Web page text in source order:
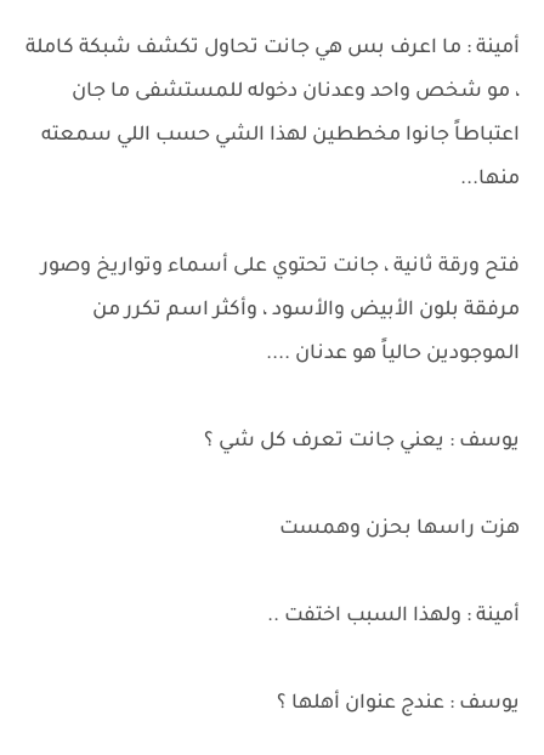
أمينة : ما اعرف بس هي جانت تحاول تكشف شبكة كاملة
، مو شخص واحد وعدنان دخوله للمستشفى ما جان
اعتباطاً جانوا مخططين لهذا الشي حسب اللي سمعته
منها...
فتح ورقة ثانية ، جانت تحتوي على أسماء وتواريخ وصور
مرفقة بلون الأبيض والأسود ، وأكثر اسم تكرر من
الموجودين حالياً هو عدنان ....
يوسف : يعني جانت تعرف كل شي ؟
هزت راسها بحزن وهمست
أمينة : ولهذا السبب اختفت ..
يوسف : عندج عنوان أهلها ؟